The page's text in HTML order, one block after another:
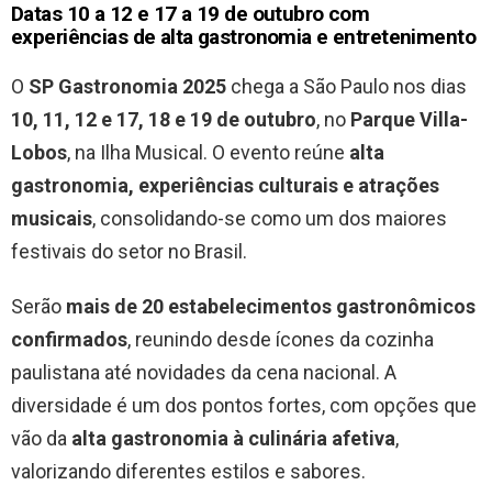
Datas 10 a 12 e 17 a 19 de outubro com
experiências de alta gastronomia e entretenimento
O SP Gastronomia 2025 chega a São Paulo nos dias
10, 11, 12 e 17, 18 e 19 de outubro, no Parque Villa-
Lobos, na Ilha Musical. O evento reúne alta
gastronomia, experiências culturais e atrações
musicais, consolidando-se como um dos maiores
festivais do setor no Brasil.
Serão mais de 20 estabelecimentos gastronômicos
confirmados, reunindo desde ícones da cozinha
paulistana até novidades da cena nacional. A
diversidade é um dos pontos fortes, com opções que
vão da alta gastronomia à culinária afetiva,
valorizando diferentes estilos e sabores.